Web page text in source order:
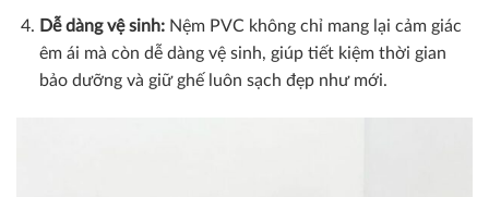
Dễ dàng vệ sinh:Nệm PVC không chỉ mang lại cảm giác
êm ái mà còn dễ dàng vệ sinh, giúp tiết kiệm thời gian
bảo dưỡng và giữ ghế luôn sạch đẹp như mới.